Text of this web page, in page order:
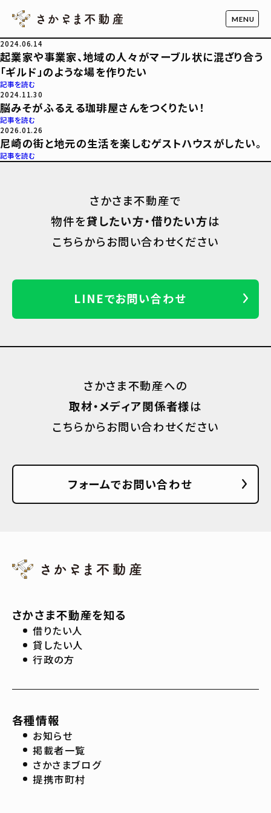
2024.06.14
起業家や事業家、地域の人々がマーブル状に混ざり合う
「ギルド」のような場を作りたい
記事を読む
2024.11.30
脳みそがふるえる珈琲屋さんをつくりたい！
記事を読む
2026.01.26
尼崎の街と地元の生活を楽しむゲストハウスがしたい。
記事を読む
さかさま不動産で
物件を貸したい方・借りたい方は
こちらからお問い合わせください
LINEでお問い合わせ
さかさま不動産への
取材・メディア関係者様は
こちらからお問い合わせください
フォームでお問い合わせ
さかさま不動産を知る
借りたい人
貸したい人
行政の方
各種情報
お知らせ
掲載者一覧
さかさまブログ
提携市町村